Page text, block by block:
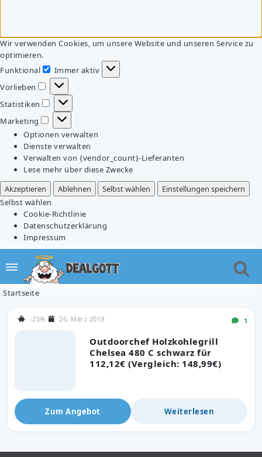
Wir verwenden Cookies, um unsere Website und unseren Service zu
optimieren.
Funktional
Funktional
Immer aktiv
Vorlieben
Vorlieben
Statistiken
Statistiken
Marketing
Marketing
Optionen verwalten
Dienste verwalten
Verwalten von {vendor_count}-Lieferanten
Lese mehr über diese Zwecke
Akzeptieren
Ablehnen Selbst wählen
Einstellungen speichern
Selbst wählen
Cookie-Richtlinie
Datenschutzerklärung
Impressum
Startseite
Outdoorchef Holzkohlegrill
Chelsea 480 C schwarz für
112,12€ (Vergleich: 148,99€)
-25% 26. März 2019 1
Zum Angebot Weiterlesen